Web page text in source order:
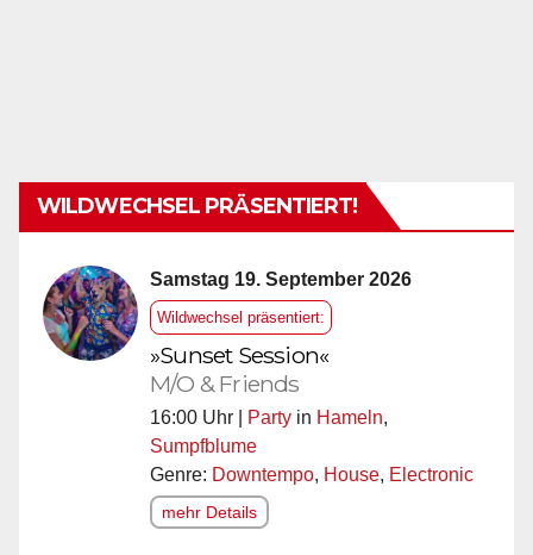
WILDWECHSEL PRÄSENTIERT!
Samstag 19. September 2026
Wildwechsel präsentiert:
»Sunset Session«
M/O & Friends
16:00 Uhr | Party in Hameln,
Sumpfblume
Genre: Downtempo, House, Electronic
mehr Details